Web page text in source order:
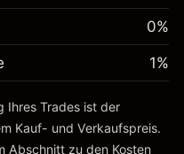
0%
1%
Ihres Trades ist der
Kauf- und Verkaufspreis.
Abschnitt zu den Kosten